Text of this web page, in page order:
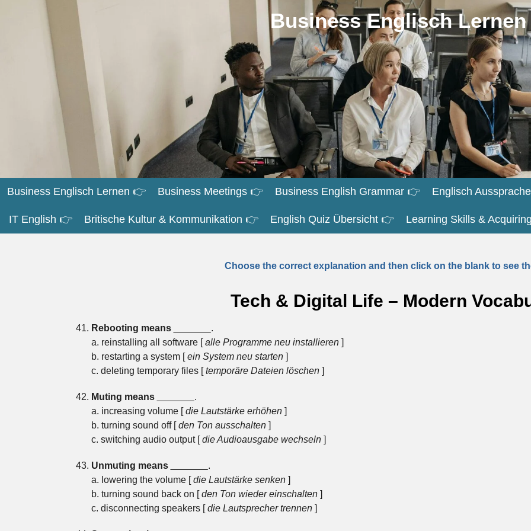
Hauptinhalt
Business Englisch Lernen
Business Englisch Lernen 👉 Business Meetings 👉 Business English Grammar 👉 Englisch
IT English 👉 Britische Kultur & Kommunikation 👉 English Quiz Übersicht 👉 Learning Skills &
Choose the correct explanation and then click on the blank to see
Tech & Digital Life – Modern
Rebooting means
.
a. reinstalling all software [alle Programme neu installieren]
b. restarting a system [ein System neu starten]
c. deleting temporary files [temporäre Dateien löschen]
Muting means
.
a. increasing volume [die Lautstärke erhöhen]
b. turning sound off [den Ton ausschalten]
c. switching audio output [die Audioausgabe wechseln]
Unmuting means
.
a. lowering the volume [die Lautstärke senken]
b. turning sound back on [den Ton wieder einschalten]
c. disconnecting speakers [die Lautsprecher trennen]